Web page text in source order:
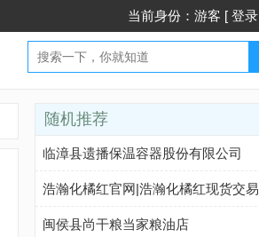
当前身份：游客 [ 登录
随机推荐
临漳县遗播保温容器股份有限公司
闽侯县尚干粮当家粮油店